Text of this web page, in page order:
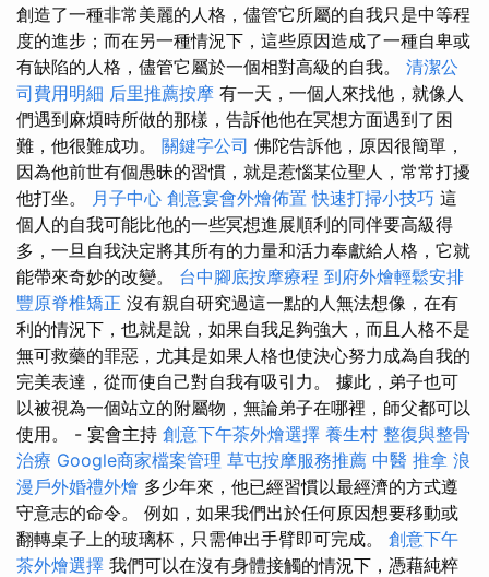
創造了一種非常美麗的人格，儘管它所屬的自我只是中等程
度的進步；而在另一種情況下，這些原因造成了一種自卑或
有缺陷的人格，儘管它屬於一個相對高級的自我。 清潔公
司費用明細 后里推薦按摩 有一天，一個人來找他，就像人
們遇到麻煩時所做的那樣，告訴他他在冥想方面遇到了困
難，他很難成功。 關鍵字公司 佛陀告訴他，原因很簡單，
因為他前世有個愚昧的習慣，就是惹惱某位聖人，常常打擾
他打坐。 月子中心 創意宴會外燴佈置 快速打掃小技巧 這
個人的自我可能比他的一些冥想進展順利的同伴要高級得
多，一旦自我決定將其所有的力量和活力奉獻給人格，它就
能帶來奇妙的改變。 台中腳底按摩療程 到府外燴輕鬆安排
豐原脊椎矯正 沒有親自研究過這一點的人無法想像，在有
利的情況下，也就是說，如果自我足夠強大，而且人格不是
無可救藥的罪惡，尤其是如果人格也使決心努力成為自我的
完美表達，從而使自己對自我有吸引力。 據此，弟子也可
以被視為一個站立的附屬物，無論弟子在哪裡，師父都可以
使用。 - 宴會主持 創意下午茶外燴選擇 養生村 整復與整骨
治療 Google商家檔案管理 草屯按摩服務推薦 中醫 推拿 浪
漫戶外婚禮外燴 多少年來，他已經習慣以最經濟的方式遵
守意志的命令。 例如，如果我們出於任何原因想要移動或
翻轉桌子上的玻璃杯，只需伸出手臂即可完成。 創意下午
茶外燴選擇 我們可以在沒有身體接觸的情況下，憑藉純粹